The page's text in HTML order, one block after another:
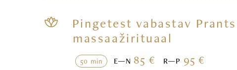
Pingetest vabastav
massaažirituaal
50 min E—N 85 € R—P 95 €